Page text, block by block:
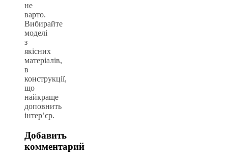
не
варто.
Вибирайте
моделі
з
якісних
матеріалів,
в
конструкції,
що
найкраще
доповнить
інтер’єр.
Добавить
комментарий